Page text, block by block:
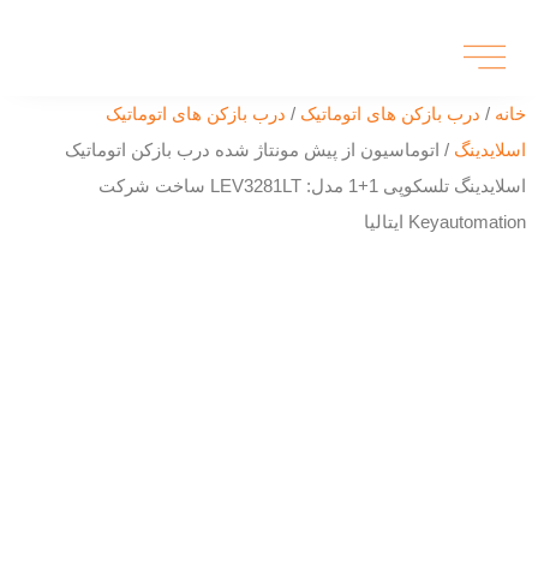
خانه / درب بازکن های اتوماتیک / درب بازکن های اتوماتیک
اسلایدینگ / اتوماسیون از پیش مونتاژ شده درب بازکن اتوماتیک
اسلایدینگ تلسکوپی 1+1 مدل: LEV3281LT ساخت شرکت
Keyautomation ایتالیا